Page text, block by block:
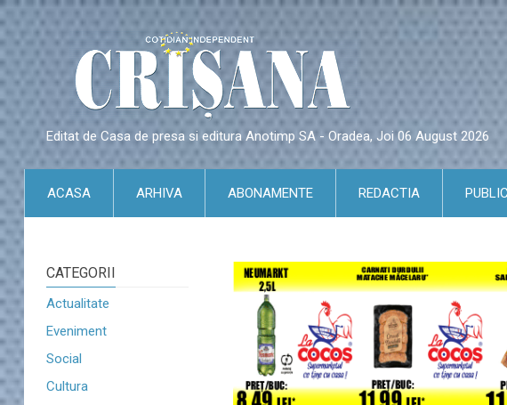
Editat de Casa de presa si editura Anotimp SA - Oradea, Joi 06 August 2026
ACASA ARHIVA ABONAMENTE REDACTIA
CATEGORII
Actualitate
Eveniment
Social
Cultura